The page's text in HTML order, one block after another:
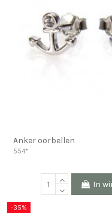
Anker oorbellen
554*
In
-35%